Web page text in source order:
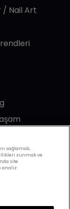
/ Nail Art
sağlamak,
sunmak ve
site
analiz